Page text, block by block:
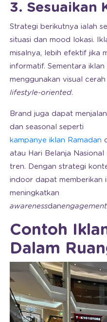
3. Sesuaikan
Strategi berikutnya ialah
situasi dan mood lokasi.
misalnya, lebih efektif jika
informatif. Sementara
menggunakan visual cerah
lifestyle-oriented.
Brand juga dapat
dan seasonal seperti
kampanye iklan Ramadan
atau Hari Belanja
tren. Dengan strategi
indoor dapat memberikan
meningkatkan
awarenessdanengagement
Contoh
Dalam